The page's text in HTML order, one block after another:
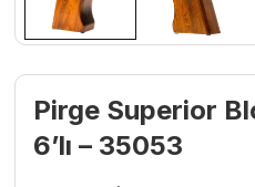
Pirge Superior
6’lı – 35053